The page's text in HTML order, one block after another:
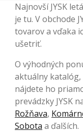
Najnovší JYSK
je tu. V obchode
tovarov a vďaka
ušetriť.
O výhodných
aktuálny katalóg,
nájdete ho
prevádzky JYSK
Rožňava,
Sobota a ďalších.